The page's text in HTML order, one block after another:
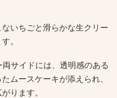
いちごと滑らかな生クリー
。
サイドには、透明感のある
ムースケーキが添えられ、
ります。